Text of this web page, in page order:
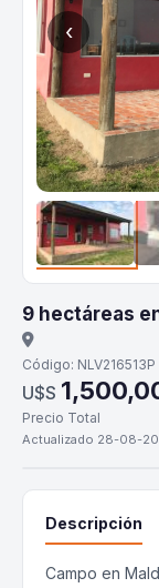
‹
9 hectáreas
Código: NLV216513P
U$S
Precio Total
Actualizado 28-08-
Descripción
Campo en